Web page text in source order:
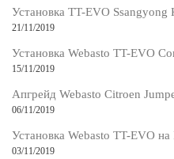
Установка TT-EVO Ssangyong
21/11/2019
Установка Webasto TT-EVO
15/11/2019
Апгрейд Webasto Citroen
06/11/2019
Установка Webasto TT-EVO
03/11/2019